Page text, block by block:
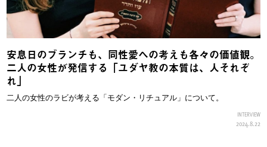
安息日のブランチも、同性愛への考えも各々の価値観。
二人の女性が発信する「ユダヤ教の本質は、人それぞ
れ」
二人の女性のラビが考える「モダン・リチュアル」について。
INTERVIEW
2024.8.22